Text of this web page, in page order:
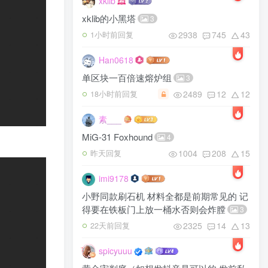
xklib的小黑塔 3
1小时前回复 2938 745 43
Han0618
单区块一百倍速熔炉组 3
18小时前回复 2489 12 12
素___
MiG-31 Foxhound 4
昨天回复 1004 208 15
imi9178
小野同款刷石机 材料全都是前期常见的 记
得要在铁板门上放一桶水否则会炸膛
3
22天前回复 2325 14 13
spicyuuu